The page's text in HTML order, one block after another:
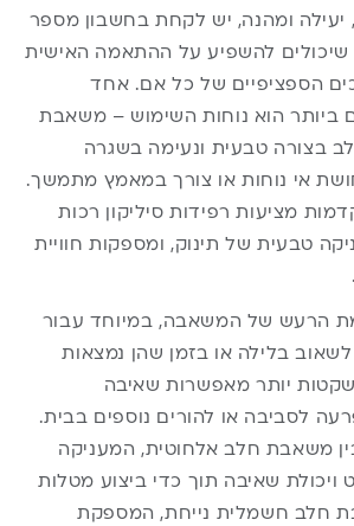
יעילה ומהנה, יש לקחת בחשבון מספר
שיכולים להשפיע על ההתאמה האישית
הספציפיים של כל אם. אחד
ביותר הוא נוחות השימוש – משאבת
בצורה טבעית ונעימה בשגרה
אי נוחות או צורך במאמץ מתמשך.
מציעות רפידות סיליקון רכות
טבעית של תינוק, ומספקות חוויית
הרעש של המשאבה, במיוחד עבור
בלילה או בזמן שהן נמצאות
יותר מאפשרות שאיבה
לסביבה או להורים נוספים בבית.
משאבת חלב אלחוטית, המעניקה
ויכולת שאיבה תוך כדי ביצוע מטלות
חלב חשמלית נייחת, המספקת